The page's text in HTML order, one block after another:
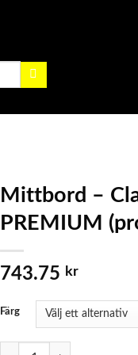
Mittbord –
PREMIUM
743.75 kr
Färg
Mittbord - Classic